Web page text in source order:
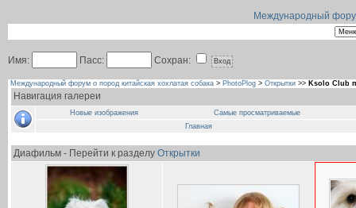
Международный
Имя: Пасс: Сохран:
Международный форум о пород китайская хохлатая собака > PhotoPlog > Открытки >> Ksolo Club
Навигация галереи
Новые изображения
Самые просматриваемые
Главная
Диафильм - Перейти к разделу Открытки